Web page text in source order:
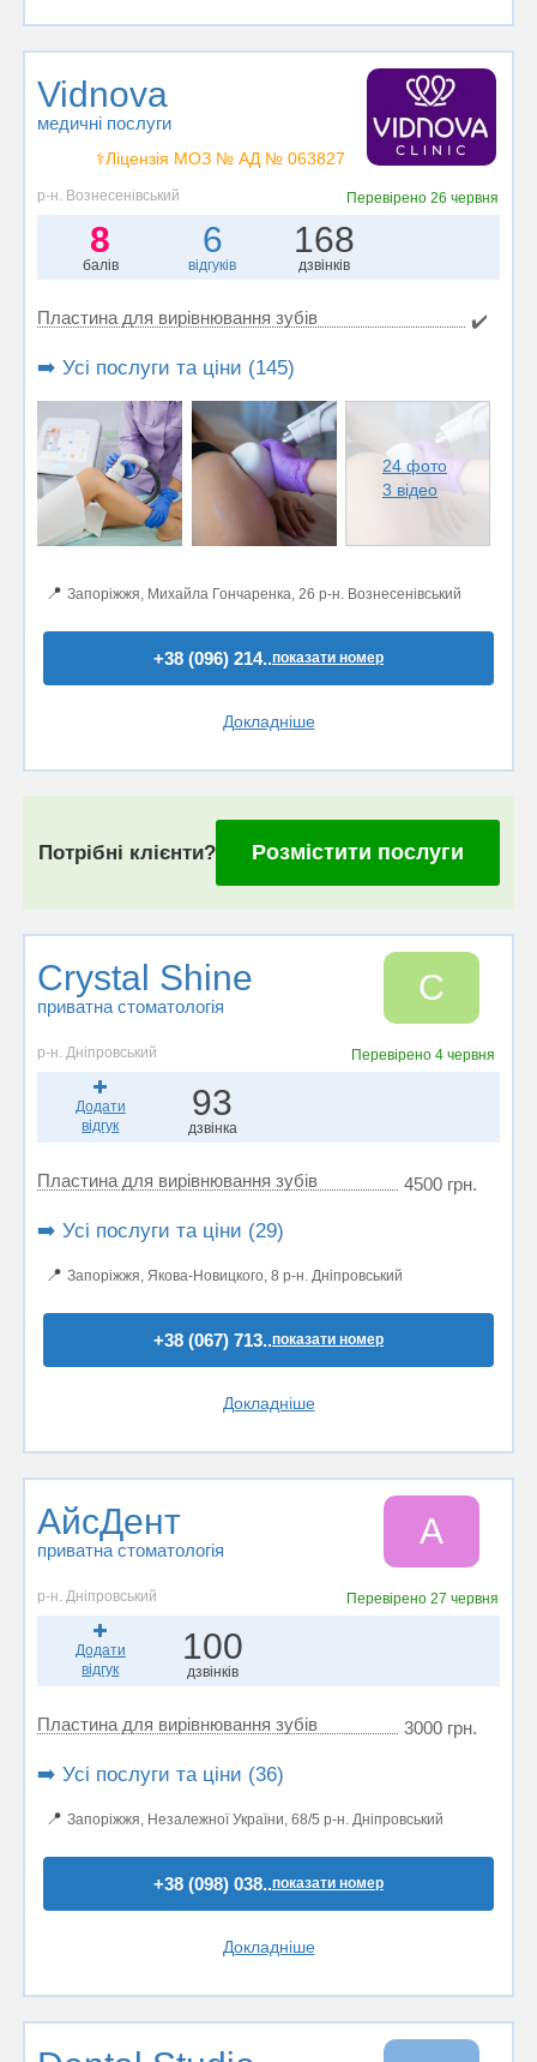
Vidnova
медичні послуги
⚕️Ліцензія МОЗ № АД № 063827
р-н. Вознесенівський Перевірено26 червня
8
балів
6
відгуків
168
дзвінків
Пластина для вирівнювання зубів ✔️
➡️ Усі послуги та ціни (145)
24 фото
3 відео
📍 Запоріжжя, Михайла Гончаренка, 26 р-н. Вознесенівський
+38 (096) 214..показати номер
Докладніше
Потрібні клієнти? Розмістити послуги
Crystal Shine
приватна стоматологія C
р-н. Дніпровський Перевірено 4 червня
Додати
відгук
93
дзвінка
Пластина для вирівнювання зубів 4500 грн.
➡️ Усі послуги та ціни (29)
📍 Запоріжжя, Якова-Новицкого, 8 р-н. Дніпровський
+38 (067) 713..показати номер
Докладніше
АйсДент
приватна стоматологія А
р-н. Дніпровський Перевірено27 червня
Додати
відгук
100
дзвінків
Пластина для вирівнювання зубів 3000 грн.
➡️ Усі послуги та ціни (36)
📍 Запоріжжя, Незалежної України, 68/5 р-н. Дніпровський
+38 (098) 038..показати номер
Докладніше